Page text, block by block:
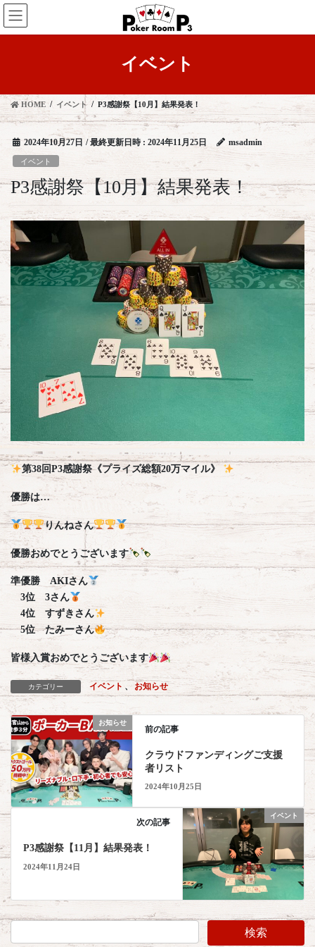
コ
ン
テ
ス
ッ
ナ
ビ
ゲ
ン
移
イベント
HOME イベント P3感謝祭【10月】結果発表！
2024年10月27日 / 最終更新日時 : 2024年11月25日 msadmin
イベント
P3感謝祭【10月】結果発表！
第38回P3感謝祭《プライズ総額20万マイル》
優勝は…
りんねさん
優勝おめでとうございます
準優勝 AKIさん
3位 3さん
4位 すずきさん
5位 たみーさん
皆様入賞おめでとうございます
カテゴリー イベント 、 お知らせ
お知らせ
前の記事
クラウドファンディングご支援
者リスト
2024年10月25日
イベント
次の記事
P3感謝祭【11月】結果発表！
2024年11月24日